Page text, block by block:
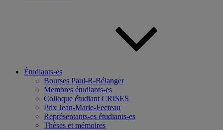
Étudiants-es
Bourses Paul-R-Bélanger
Membres étudiants-es
Colloque étudiant CRISES
Prix Jean-Marie-Fecteau
Représentants-es étudiants-es
Thèses et mémoires